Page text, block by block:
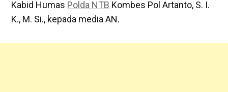
Kabid Humas Polda NTB Kombes Pol Artanto, S. I.
K., M. Si., kepada media AN.